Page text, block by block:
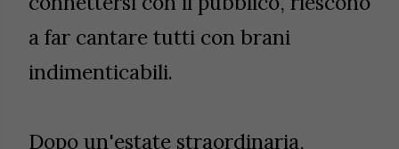
a far cantare tutti con brani
indimenticabili.
Dopo un'estate straordinaria,